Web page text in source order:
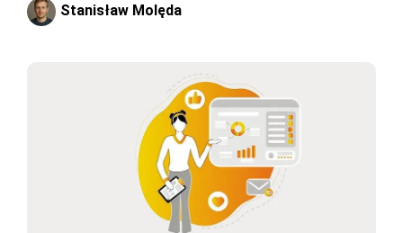
Stanisław Molęda